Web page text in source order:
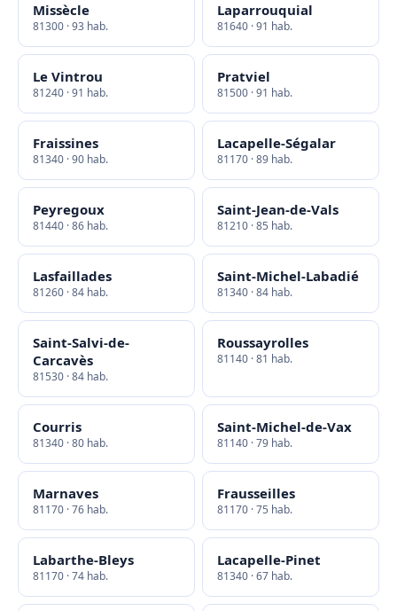
Missècle
81300 · 93 hab.
Laparrouquial
81640 · 91 hab.
Le Vintrou
81240 · 91 hab.
Pratviel
81500 · 91 hab.
Fraissines
81340 · 90 hab.
Lacapelle-Ségalar
81170 · 89 hab.
Peyregoux
81440 · 86 hab.
Saint-Jean-de-Vals
81210 · 85 hab.
Lasfaillades
81260 · 84 hab.
Saint-Michel-Labadié
81340 · 84 hab.
Saint-Salvi-de-
Carcavès
81530 · 84 hab.
Roussayrolles
81140 · 81 hab.
Courris
81340 · 80 hab.
Saint-Michel-de-Vax
81140 · 79 hab.
Marnaves
81170 · 76 hab.
Frausseilles
81170 · 75 hab.
Labarthe-Bleys
81170 · 74 hab.
Lacapelle-Pinet
81340 · 67 hab.